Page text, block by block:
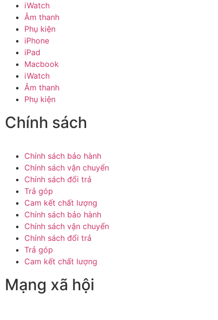
iWatch
Âm thanh
Phụ kiện
iPhone
iPad
Macbook
iWatch
Âm thanh
Phụ kiện
Chính sách
Chính sách bảo hành
Chính sách vận chuyển
Chính sách đổi trả
Trả góp
Cam kết chất lượng
Chính sách bảo hành
Chính sách vận chuyển
Chính sách đổi trả
Trả góp
Cam kết chất lượng
Mạng xã hội